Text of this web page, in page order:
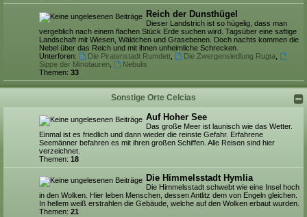
Reich der Dunsthügel
Dieser Landstrich ist so hügelig, dass man
vergeblich nach einem flachen Stück Erde suchen wird. Tagsüber eine saftige
Landschaft mit Wiesen, Wäldchen und Grasebenen. Doch nachts kommen die
Nebel über das Reich und mit ihnen unheimliche Schrecken.
Unterforen:
Die Piratenstadt Rumdett, Die Zwergensiedlung Rugta
Sippe der Minotauren
Nebulis
Themen: 33
Sonstige Orte Celcias
Auf Hoher See
Das große Meer ist launisch wie das Wetter.
Einmal ist es friedlich und dann wieder die reinste Gefahr. Erfahrene
Seemänner befahren es mit ihren großen Schiffen. Alle Reisen sind hier
verzeichnet.
Themen: 18
Die Himmelsstadt Hymlia
Die Himmelsstadt schwebt wie eine Insel hoch
in den Wolken. Hier leben Menschen, dessen Antlitz dem von Engeln gleichen.
In hellem weiß erstrahlen die Gebäude, welche auf den Wolken erbaut wurden.
Themen: 21